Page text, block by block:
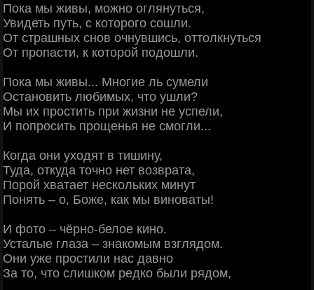
Пока мы живы, можно оглянуться,
Увидеть путь, с которого сошли.
От страшных снов очнувшись, оттолкнуться
От пропасти, к которой подошли.
Пока мы живы... Многие ль сумели
Остановить любимых, что ушли?
Мы их простить при жизни не успели,
И попросить прощенья не смогли...
Когда они уходят в тишину,
Туда, откуда точно нет возврата,
Порой хватает нескольких минут
Понять – о, Боже, как мы виноваты!
И фото – чёрно-белое кино.
Усталые глаза – знакомым взглядом.
Они уже простили нас давно
За то, что слишком редко были рядом,